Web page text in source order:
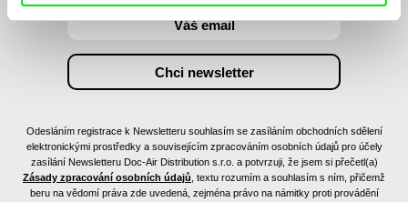
Odesláním registrace k Newsletteru souhlasím se zasíláním obchodních sdělení
elektronickými prostředky a souvisejícím zpracováním osobních údajů pro účely
zasílání Newsletteru Doc-Air Distribution s.r.o. a potvrzuji, že jsem si přečetl(a)
Zásady zpracování osobních údajů , textu rozumím a souhlasím s ním, přičemž
beru na vědomí práva zde uvedená, zejména právo na námitky proti provádění